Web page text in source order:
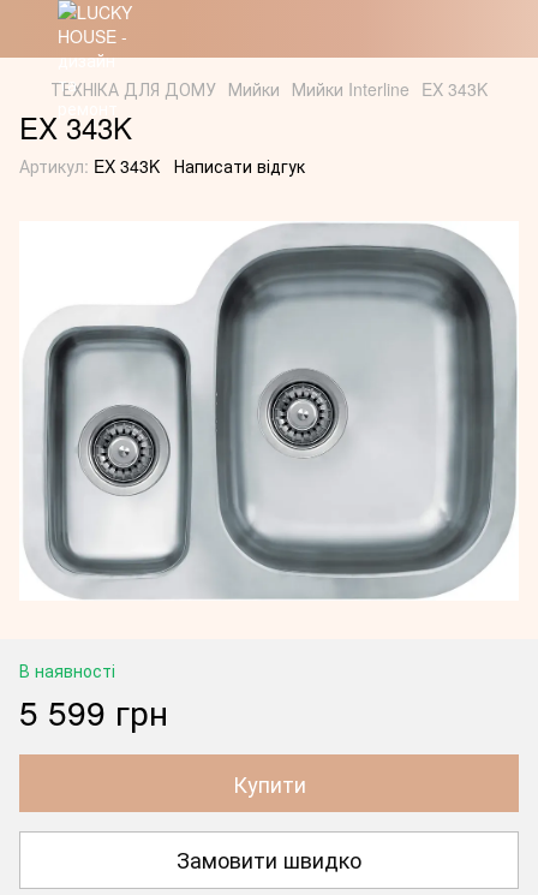
ТЕХНІКА ДЛЯ ДОМУ Мийки Мийки Interline EX 343K
EX 343K
Артикул: EX 343K Написати відгук
В наявності
5 599 грн
Купити
Замовити швидко